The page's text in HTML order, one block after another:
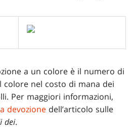
a un colore è il numero di
nel costo di mana dei
Per maggiori informazioni,
devozione dell’articolo sulle
dei.